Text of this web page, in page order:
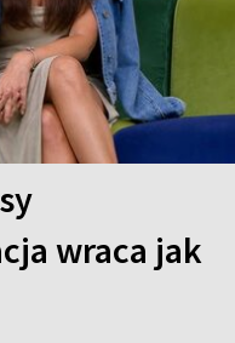
wraca jak